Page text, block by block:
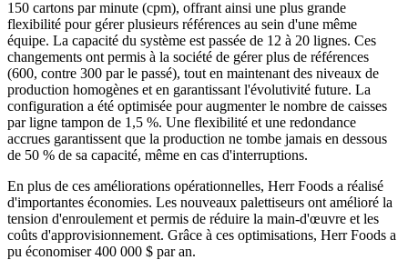
150 cartons par minute (cpm), offrant ainsi une plus grande
flexibilité pour gérer plusieurs références au sein d'une même
équipe. La capacité du système est passée de 12 à 20 lignes. Ces
changements ont permis à la société de gérer plus de références
(600, contre 300 par le passé), tout en maintenant des niveaux de
production homogènes et en garantissant l'évolutivité future. La
configuration a été optimisée pour augmenter le nombre de caisses
par ligne tampon de 1,5 %. Une flexibilité et une redondance
accrues garantissent que la production ne tombe jamais en dessous
de 50 % de sa capacité, même en cas d'interruptions.
En plus de ces améliorations opérationnelles, Herr Foods a réalisé
d'importantes économies. Les nouveaux palettiseurs ont amélioré la
tension d'enroulement et permis de réduire la main-d'œuvre et les
coûts d'approvisionnement. Grâce à ces optimisations, Herr Foods a
pu économiser 400 000 $ par an.